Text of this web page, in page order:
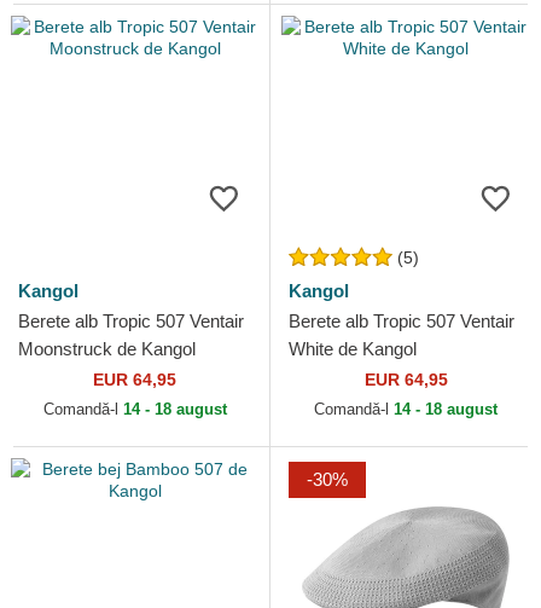
Kangol
Berete alb Tropic 507 Ventair
Moonstruck de Kangol
EUR 64,95
Comandă-l 14 - 18 august
(5)
Kangol
Berete alb Tropic 507 Ventair
White de Kangol
EUR 64,95
Comandă-l 14 - 18 august
-30%